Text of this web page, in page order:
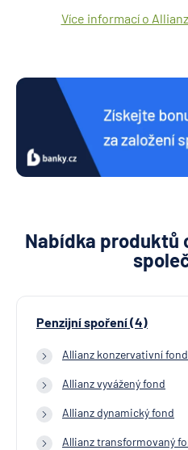
Více informací o
Nabídka produktů
Penzijní spoření (4)
Allianz konzervativní fond
Allianz vyvážený fond
Allianz dynamický fond
Allianz transformovaný